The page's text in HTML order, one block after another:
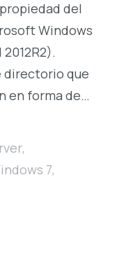
del
Windows
directorio que
en forma de…
,
7,